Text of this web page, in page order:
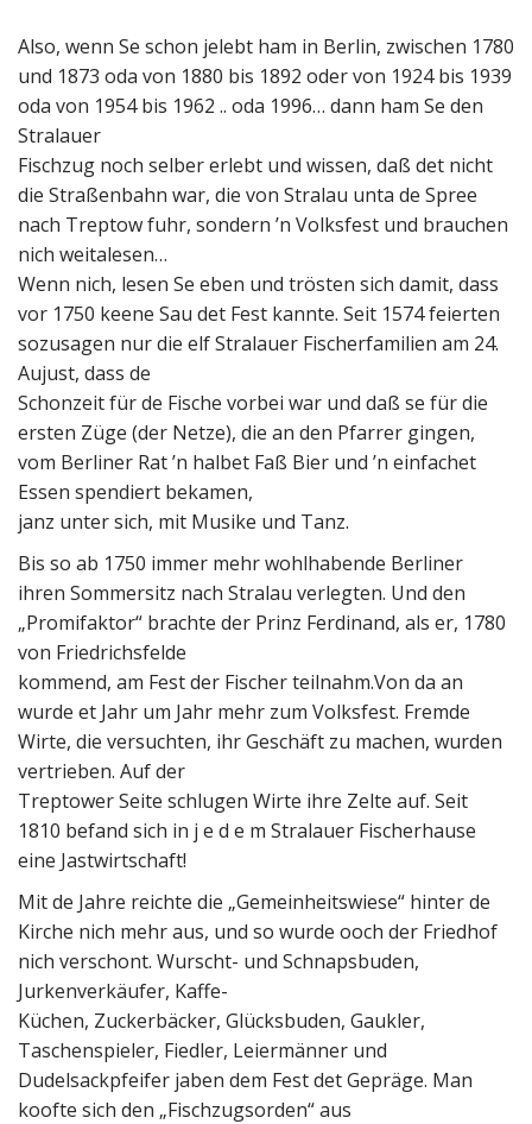
Also, wenn Se schon jelebt ham in Berlin, zwischen 1780
und 1873 oda von 1880 bis 1892 oder von 1924 bis 1939
oda von 1954 bis 1962 .. oda 1996… dann ham Se den
Stralauer
Fischzug noch selber erlebt und wissen, daß det nicht
die Straßenbahn war, die von Stralau unta de Spree
nach Treptow fuhr, sondern ’n Volksfest und brauchen
nich weitalesen…
Wenn nich, lesen Se eben und trösten sich damit, dass
vor 1750 keene Sau det Fest kannte. Seit 1574 feierten
sozusagen nur die elf Stralauer Fischerfamilien am 24.
Aujust, dass de
Schonzeit für de Fische vorbei war und daß se für die
ersten Züge (der Netze), die an den Pfarrer gingen,
vom Berliner Rat ’n halbet Faß Bier und ’n einfachet
Essen spendiert bekamen,
janz unter sich, mit Musike und Tanz.
Bis so ab 1750 immer mehr wohlhabende Berliner
ihren Sommersitz nach Stralau verlegten. Und den
„Promifaktor“ brachte der Prinz Ferdinand, als er, 1780
von Friedrichsfelde
kommend, am Fest der Fischer teilnahm.Von da an
wurde et Jahr um Jahr mehr zum Volksfest. Fremde
Wirte, die versuchten, ihr Geschäft zu machen, wurden
vertrieben. Auf der
Treptower Seite schlugen Wirte ihre Zelte auf. Seit
1810 befand sich in j e d e m Stralauer Fischerhause
eine Jastwirtschaft!
Mit de Jahre reichte die „Gemeinheitswiese“ hinter de
Kirche nich mehr aus, und so wurde ooch der Friedhof
nich verschont. Wurscht- und Schnapsbuden,
Jurkenverkäufer, Kaffe-
Küchen, Zuckerbäcker, Glücksbuden, Gaukler,
Taschenspieler, Fiedler, Leiermänner und
Dudelsackpfeifer jaben dem Fest det Gepräge. Man
koofte sich den „Fischzugsorden“ aus